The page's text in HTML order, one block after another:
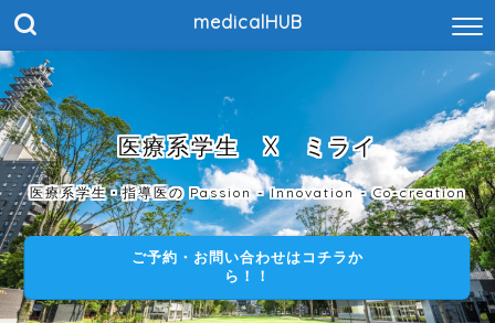
medicalHUB
医療系学生 X ミライ
医療系学生・指導医の Passion - Innovation - Co-creation
ご予約・お問い合わせはコチラか
ら！！